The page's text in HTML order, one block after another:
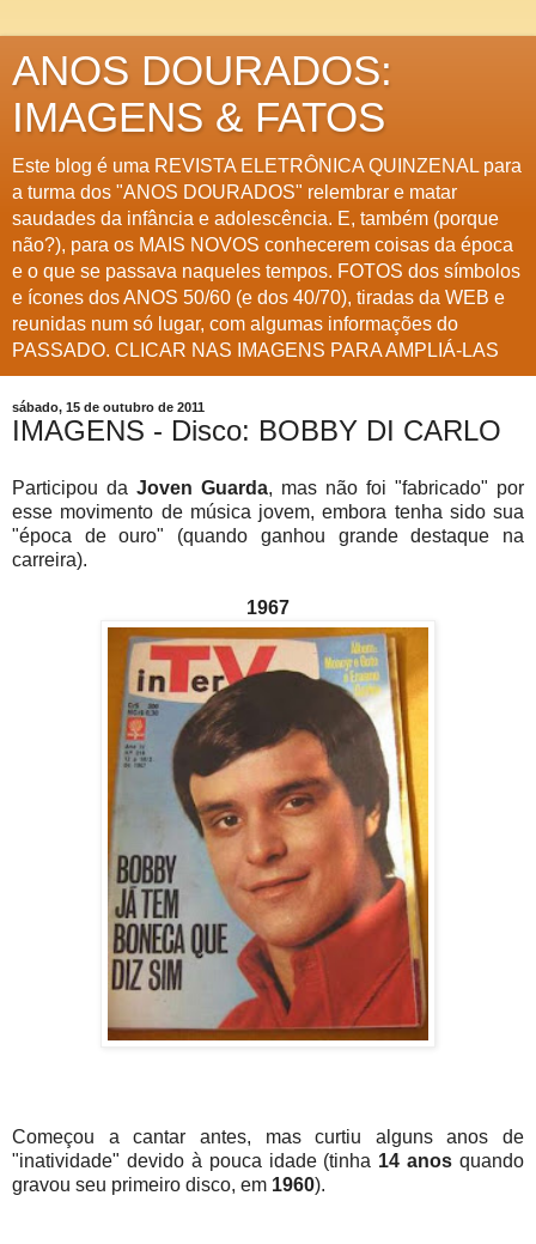
ANOS DOURADOS:
IMAGENS & FATOS
Este blog é uma REVISTA ELETRÔNICA QUINZENAL para
a turma dos "ANOS DOURADOS" relembrar e matar
saudades da infância e adolescência. E, também (porque
não?), para os MAIS NOVOS conhecerem coisas da época
e o que se passava naqueles tempos. FOTOS dos símbolos
e ícones dos ANOS 50/60 (e dos 40/70), tiradas da WEB e
reunidas num só lugar, com algumas informações do
PASSADO. CLICAR NAS IMAGENS PARA AMPLIÁ-LAS
sábado, 15 de outubro de 2011
IMAGENS - Disco: BOBBY DI CARLO
Participou da Joven Guarda, mas não foi "fabricado" por
esse movimento de música jovem, embora tenha sido sua
"época de ouro" (quando ganhou grande destaque na
carreira).
1967
Começou a cantar antes, mas curtiu alguns anos de
"inatividade" devido à pouca idade (tinha 14 anos quando
gravou seu primeiro disco, em 1960).